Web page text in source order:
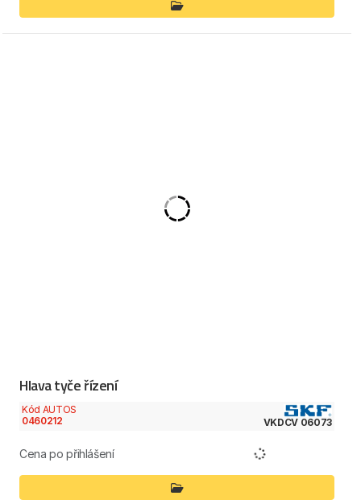
Hlava tyče řízení
Kód AUTOS
0460212
VKDCV 06073
Cena po přihlášení